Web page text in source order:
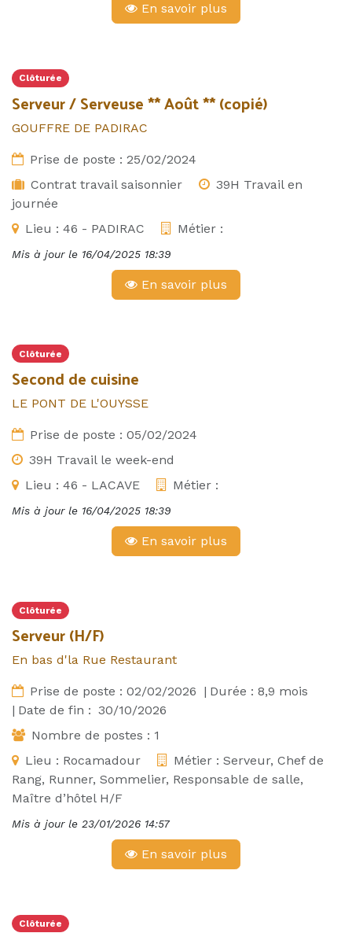
En savoir plus
Clôturée
Serveur / Serveuse ** Août ** (copié)
GOUFFRE DE PADIRAC
Prise de poste : 25/02/2024
Contrat travail saisonnier
39H Travail en
journée
Lieu : 46 - PADIRAC Métier :
Mis à jour le 16/04/2025 18:39
En savoir plus
Clôturée
Second de cuisine
LE PONT DE L'OUYSSE
Prise de poste : 05/02/2024
39H Travail le week-end
Lieu : 46 - LACAVE Métier :
Mis à jour le 16/04/2025 18:39
En savoir plus
Clôturée
Serveur (H/F)
En bas d'la Rue Restaurant
Prise de poste : 02/02/2026 | Durée : 8,9 mois
| Date de fin : 30/10/2026
Nombre de postes : 1
Lieu : Rocamadour Métier : Serveur, Chef de
Rang, Runner, Sommelier, Responsable de salle,
Maître d’hôtel H/F
Mis à jour le 23/01/2026 14:57
En savoir plus
Clôturée